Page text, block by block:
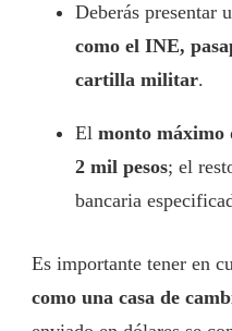
Deberás presentar
como el INE,
cartilla militar.
El monto máximo
2 mil pesos; el
bancaria
Es importante tener en
como una casa de